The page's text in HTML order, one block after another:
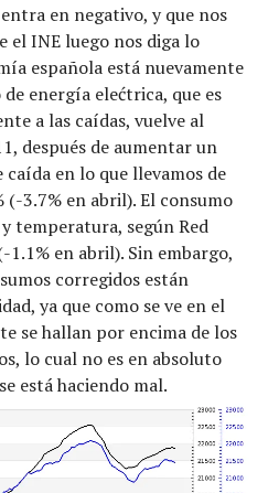
en negativo, y que nos
el INE luego nos diga lo
española está nuevamente
energía elećtrica, que es
a las caídas, vuelve al
después de aumentar un
caída en lo que llevamos de
(-3.7% en abril). El consumo
temperatura, según Red
1.1% en abril). Sin embargo,
corregidos están
ya que como se ve en el
se hallan por encima de los
lo cual no es en absoluto
está haciendo mal.